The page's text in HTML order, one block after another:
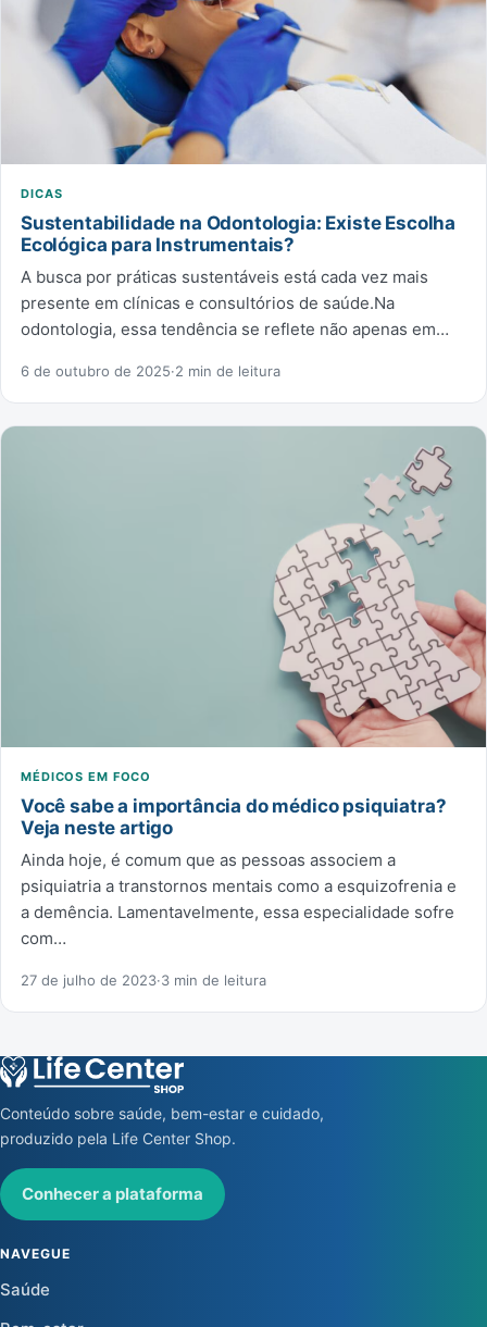
DICAS
Sustentabilidade na Odontologia: Existe Escolha
Ecológica para Instrumentais?
A busca por práticas sustentáveis está cada vez mais
presente em clínicas e consultórios de saúde.Na
odontologia, essa tendência se reflete não apenas em…
6 de outubro de 2025·2 min de leitura
MÉDICOS EM FOCO
Você sabe a importância do médico psiquiatra?
Veja neste artigo
Ainda hoje, é comum que as pessoas associem a
psiquiatria a transtornos mentais como a esquizofrenia e
a demência. Lamentavelmente, essa especialidade sofre
com…
27 de julho de 2023·3 min de leitura
Conteúdo sobre saúde, bem-estar e cuidado,
produzido pela Life Center Shop.
Conhecer a plataforma
NAVEGUE
Saúde